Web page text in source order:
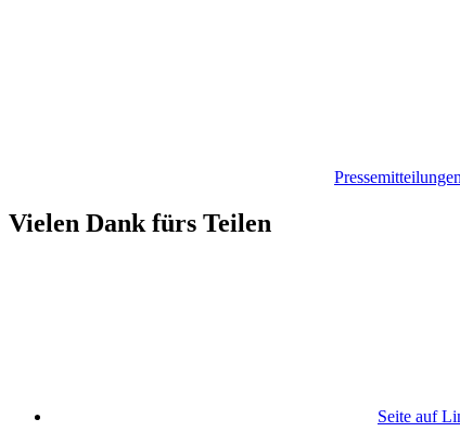
Vielen Dank fürs Teilen
Seite auf